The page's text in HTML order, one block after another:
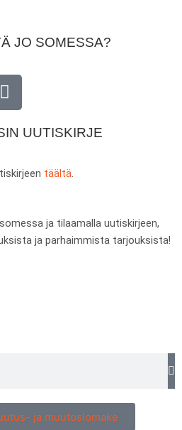
JO SOMESSA?
T
i
t
k
UUTISKIRJE
täältä.
ja tilaamalla uutiskirjeen,
ja parhaimmista tarjouksista!
ja muutoslomake